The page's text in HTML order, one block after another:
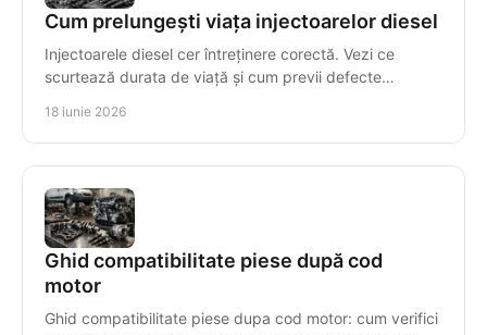
Cum prelungești viața injectoarelor diesel
Injectoarele diesel cer întreținere corectă. Vezi ce
scurtează durata de viață și cum previi defecte
18 iunie 2026
Ghid compatibilitate piese după cod
motor
Ghid compatibilitate piese dupa cod motor: cum verifici